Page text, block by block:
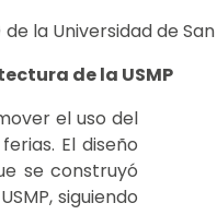
la Universidad de
de la USMP
el uso del
El diseño
se construyó
siguiendo